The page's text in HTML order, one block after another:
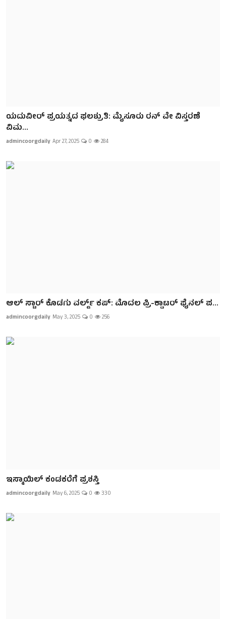
ಯದುವೀರ್‌ ಪ್ರಯತ್ನದ ಫಲಶ್ರುತಿ: ಮೈಸೂರು ರನ್‌ ವೇ ವಿಸ್ತರಣೆ
ವಿಮ...
admincoorgdaily Apr 27, 2025 0 284
ಆಲ್ ಸ್ಟಾರ್ ಕೊಡಗು ವರ್ಲ್ಡ್ ಕಪ್: ಮೊದಲ ಪ್ರಿ-ಕ್ವಾಟರ್ ಫೈನಲ್ ಪ...
admincoorgdaily May 3, 2025 0 256
ಇಸ್ಮಾಯಿಲ್ ಕಂಡಕರೆಗೆ ಪ್ರಶಸ್ತಿ
admincoorgdaily May 6, 2025 0 330